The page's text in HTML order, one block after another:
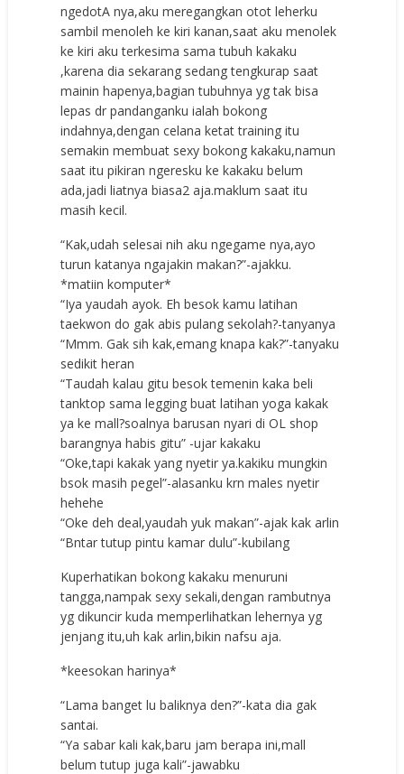
ngedotA nya,aku meregangkan otot leherku
sambil menoleh ke kiri kanan,saat aku menolek
ke kiri aku terkesima sama tubuh kakaku
,karena dia sekarang sedang tengkurap saat
mainin hapenya,bagian tubuhnya yg tak bisa
lepas dr pandanganku ialah bokong
indahnya,dengan celana ketat training itu
semakin membuat sexy bokong kakaku,namun
saat itu pikiran ngeresku ke kakaku belum
ada,jadi liatnya biasa2 aja.maklum saat itu
masih kecil.
“Kak,udah selesai nih aku ngegame nya,ayo
turun katanya ngajakin makan?”-ajakku.
*matiin komputer*
“Iya yaudah ayok. Eh besok kamu latihan
taekwon do gak abis pulang sekolah?-tanyanya
“Mmm. Gak sih kak,emang knapa kak?”-tanyaku
sedikit heran
“Taudah kalau gitu besok temenin kaka beli
tanktop sama legging buat latihan yoga kakak
ya ke mall?soalnya barusan nyari di OL shop
barangnya habis gitu” -ujar kakaku
“Oke,tapi kakak yang nyetir ya.kakiku mungkin
bsok masih pegel”-alasanku krn males nyetir
hehehe
“Oke deh deal,yaudah yuk makan”-ajak kak arlin
“Bntar tutup pintu kamar dulu”-kubilang
Kuperhatikan bokong kakaku menuruni
tangga,nampak sexy sekali,dengan rambutnya
yg dikuncir kuda memperlihatkan lehernya yg
jenjang itu,uh kak arlin,bikin nafsu aja.
*keesokan harinya*
“Lama banget lu baliknya den?”-kata dia gak
santai.
“Ya sabar kali kak,baru jam berapa ini,mall
belum tutup juga kali”-jawabku